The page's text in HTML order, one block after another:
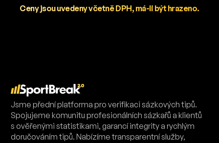
Ceny jsou uvedeny včetně DPH, má-li být hrazeno.
Jsme přední platforma pro verifikaci sázkových tipů.
Spojujeme komunitu profesionálních sázkařů a klientů
s ověřenými statistikami, garancí integrity a rychlým
doručováním tipů. Nabízíme transparentní služby,